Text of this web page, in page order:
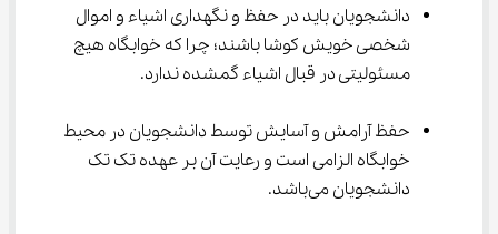
دانشجویان باید در حفظ و نگهداری اشیاء و اموال
شخصی خویش کوشا باشند؛ چرا که خوابگاه هیچ
مسئولیتی در قبال اشیاء گمشده ندارد.
حفظ آرامش و آسایش توسط دانشجویان در محیط
خوابگاه الزامی است و رعایت آن بر عهده تک تک
دانشجویان می‌باشد.